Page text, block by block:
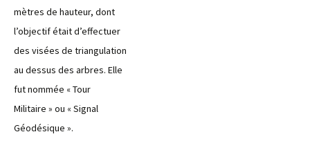
mètres de hauteur, dont
l’objectif était d’effectuer
des visées de triangulation
au dessus des arbres. Elle
fut nommée « Tour
Militaire » ou « Signal
Géodésique ».